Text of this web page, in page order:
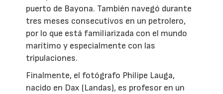
puerto de Bayona. También navegó durante
tres meses consecutivos en un petrolero,
por lo que está familiarizada con el mundo
marítimo y especialmente con las
tripulaciones.
Finalmente, el fotógrafo Philipe Lauga,
nacido en Dax (Landas), es profesor en un